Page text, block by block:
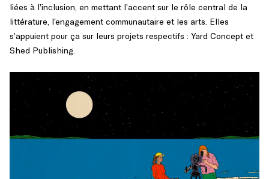
liées à l’inclusion, en mettant l’accent sur le rôle central de la
littérature, l’engagement communautaire et les arts. Elles
s’appuient pour ça sur leurs projets respectifs : Yard Concept et
Shed Publishing.